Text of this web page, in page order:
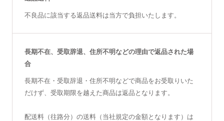
不良品に該当する返品送料は当方で負担いたします。
長期不在、受取辞退、住所不明などの理由で返品された場
合
長期不在・受取辞退・住所不明などで商品をお受取りいた
だけず、受取期限を越えた商品は返品となります。
配送料（往路分）の送料（当社規定の金額となります）は